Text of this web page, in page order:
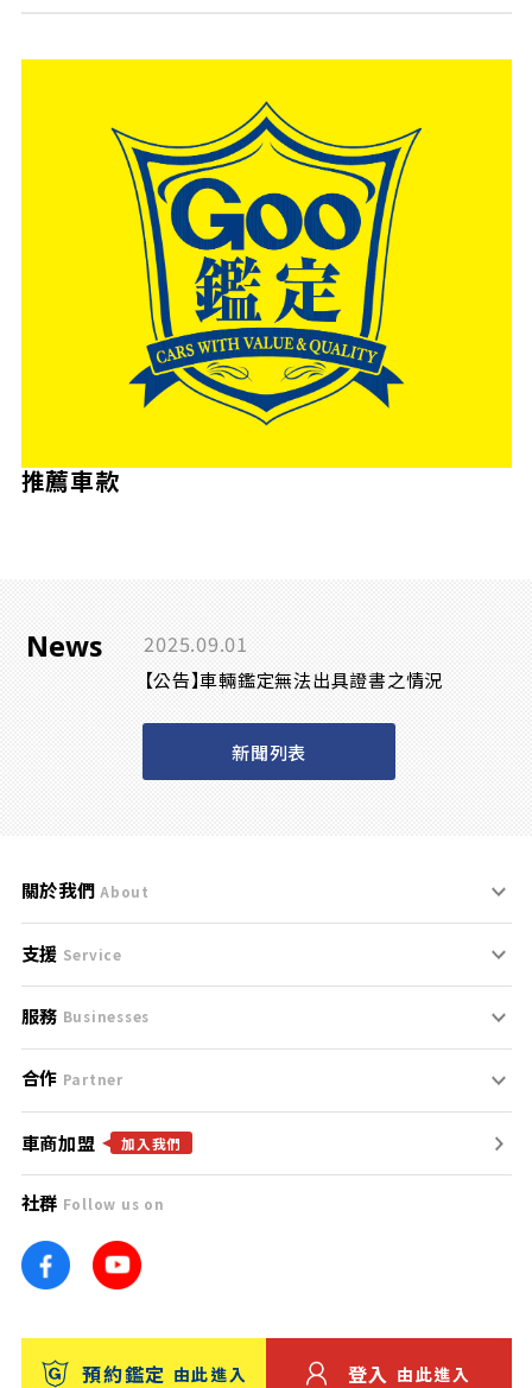
推薦車款
News 2025.09.01
【公告】車輛鑑定無法出具證書之情況
新聞列表
關於我們 About
刊登規範
服務條款
免責聲明
隱私權政策
團隊
車訊網
台灣優良中古車商大獎
支援 Service
支援中心
聯絡我們
服務 Businesses
什麼是Goo鑑定？
找好車
找好店
找海外車
消費者評價
合作 Partner
合作夥伴
廣告合作
車商加盟 加入我們
社群 Follow us on
預約鑑定 由此進入 登入 由此進入